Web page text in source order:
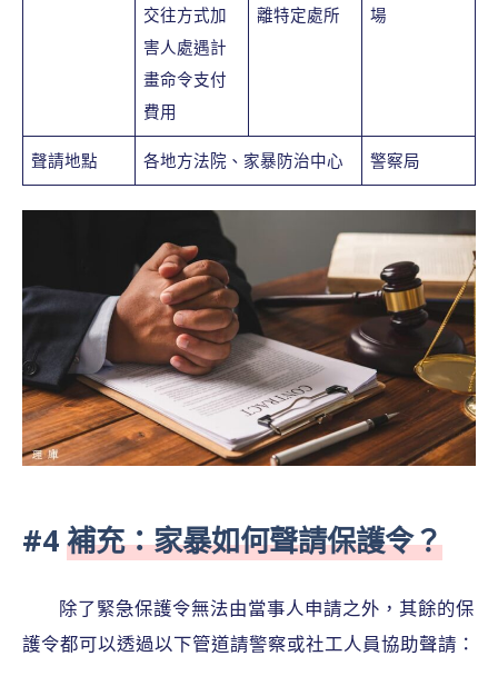
交往方式加
害人處遇計
畫命令支付
費用
離特定處所
場
聲請地點 各地方法院、家暴防治中心 警察局
#4補充：家暴如何聲請保護令？
除了緊急保護令無法由當事人申請之外，其餘的保
護令都可以透過以下管道請警察或社工人員協助聲請：